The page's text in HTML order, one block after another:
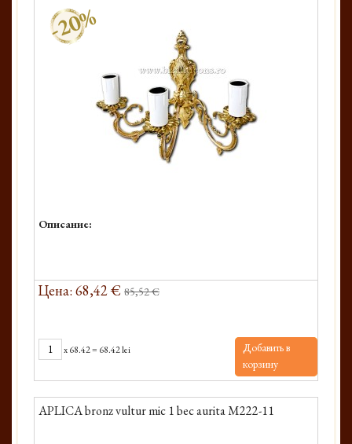
-20%
Описание:
Цена: 68,42 € 85,52 €
x68.42= 68.42 lei
Добавить в
корзину
APLICA bronz vultur mic 1 bec aurita M222-11